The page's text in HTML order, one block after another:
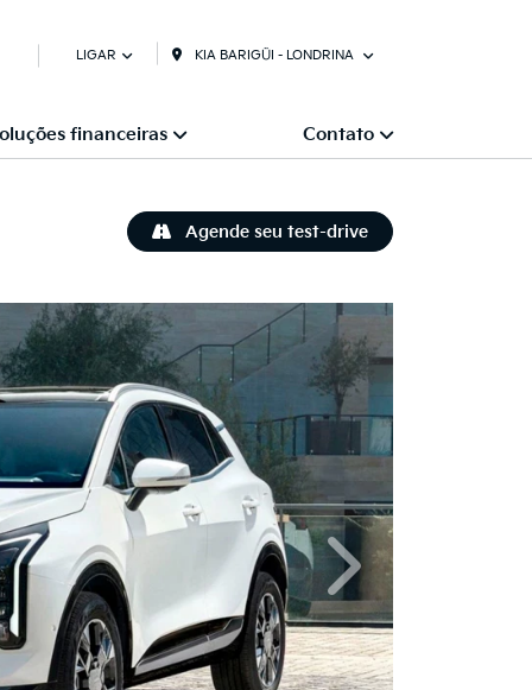
LIGAR KIA BARIGÜI - LONDRINA
financeiras Contato
Agende seu test-drive
Próximo